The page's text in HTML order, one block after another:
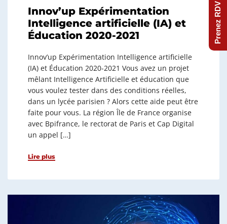
Innov’up Expérimentation
Intelligence artificielle (IA) et
Éducation 2020-2021
Innov’up Expérimentation Intelligence artificielle
(IA) et Éducation 2020-2021 Vous avez un projet
mêlant Intelligence Artificielle et éducation que
vous voulez tester dans des conditions réelles,
dans un lycée parisien ? Alors cette aide peut être
faite pour vous. La région Île de France organise
avec Bpifrance, le rectorat de Paris et Cap Digital
un appel […]
Lire plus
Prenez RDV